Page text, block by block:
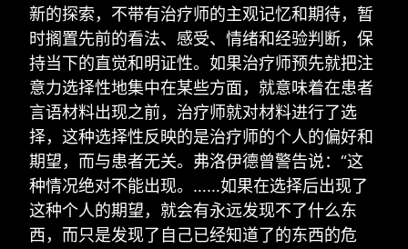
新的探索，不带有治疗师的主观记忆和期待，暂
时搁置先前的看法、感受、情绪和经验判断，保
持当下的直觉和明证性。如果治疗师预先就把注
意力选择性地集中在某些方面，就意味着在患者
言语材料出现之前，治疗师就对材料进行了选
择，这种选择性反映的是治疗师的个人的偏好和
期望，而与患者无关。弗洛伊德曾警告说：“这
种情况绝对不能出现。……如果在选择后出现了
这种个人的期望，就会有永远发现不了什么东
西，而只是发现了自己已经知道了的东西的危